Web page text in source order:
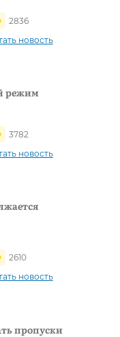
2836
новость
режим
3782
новость
2610
новость
пропуски